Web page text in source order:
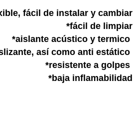
fácil de instalar y cambiar
*fácil de limpiar
*aislante acústico y termico
así como anti estático
*resistente a golpes
*baja inflamabilidad